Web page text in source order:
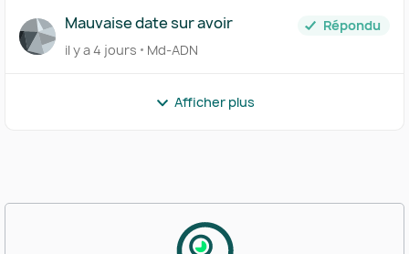
Mauvaise date sur avoir
Répondu
il y a 4 jours
Md-ADN
Afficher plus